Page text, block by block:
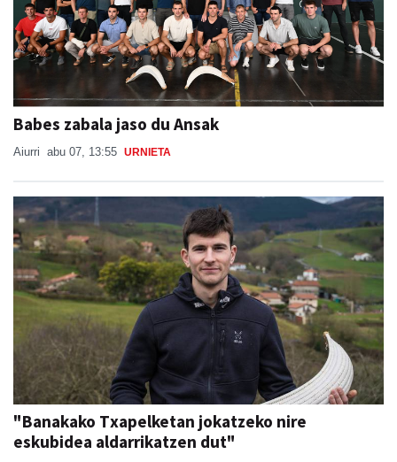
Babes zabala jaso du Ansak
Aiurri abu 07, 13:55 URNIETA
"Banakako Txapelketan jokatzeko nire
eskubidea aldarrikatzen dut"